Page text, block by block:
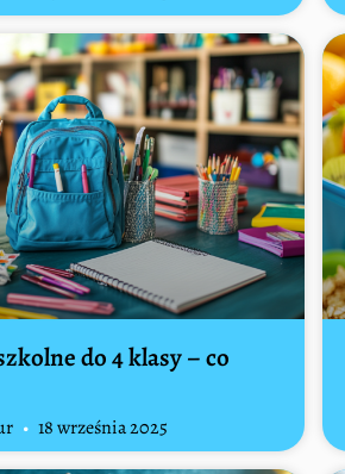
do 4 klasy – co
18 września 2025